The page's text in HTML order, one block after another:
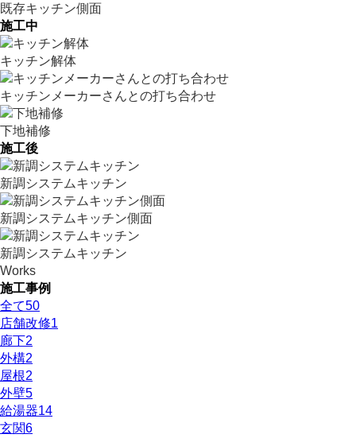
既存キッチン側面
施工中
キッチン解体
キッチンメーカーさんとの打ち合わせ
下地補修
施工後
新調システムキッチン
新調システムキッチン側面
新調システムキッチン
Works
施工事例
全て50
店舗改修1
廊下2
外構2
屋根2
外壁5
給湯器14
玄関6